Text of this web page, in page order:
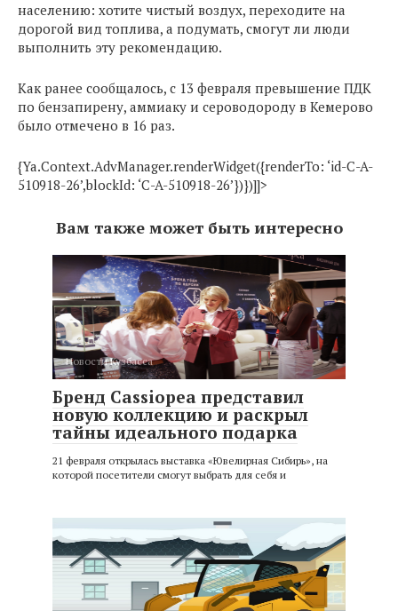
населению: хотите чистый воздух, переходите на
дорогой вид топлива, а подумать, смогут ли люди
выполнить эту рекомендацию.
Как ранее сообщалось, с 13 февраля превышение ПДК
по бензапирену, аммиаку и сероводороду в Кемерово
было отмечено в 16 раз.
{Ya.Context.AdvManager.renderWidget({renderTo: ‘id-C-A-
510918-26’,blockId: ‘C-A-510918-26’})})]]>
Вам также может быть интересно
Новости Кузбасса
Бренд Cassiopea представил
новую коллекцию и раскрыл
тайны идеального подарка
21 февраля открылась выставка «Ювелирная Сибирь», на
которой посетители смогут выбрать для себя и